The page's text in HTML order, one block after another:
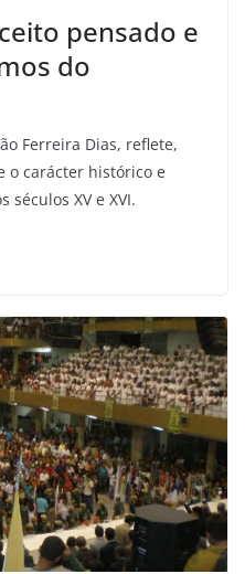
pensado e
do
Ferreira Dias, reflete,
o carácter histórico e
séculos XV e XVI.